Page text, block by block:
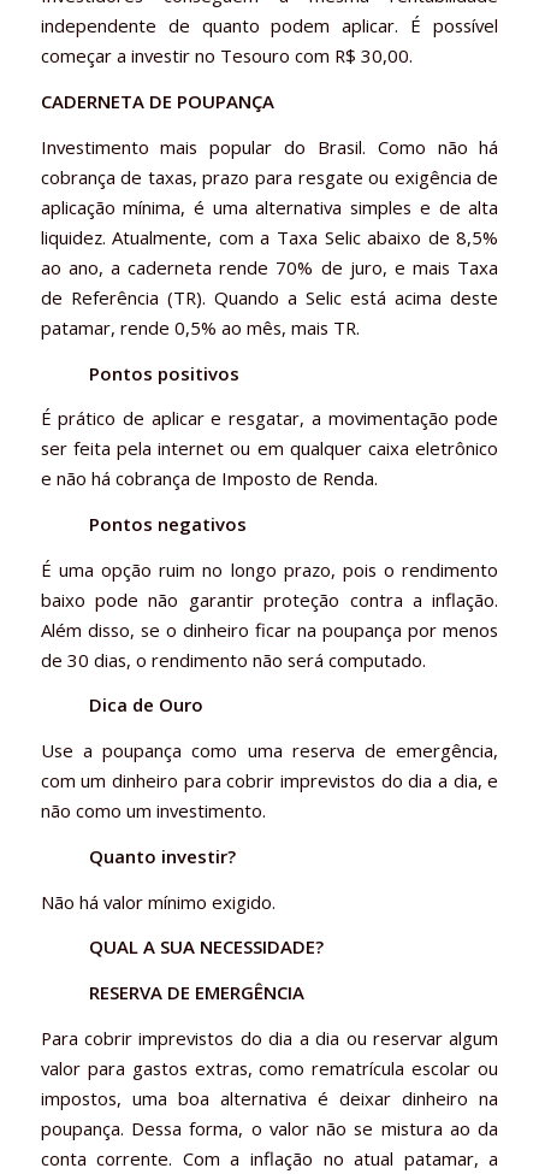
independente de quanto podem aplicar. É possível
começar a investir no Tesouro com R$ 30,00.
CADERNETA DE POUPANÇA
Investimento mais popular do Brasil. Como não há
cobrança de taxas, prazo para resgate ou exigência de
aplicação mínima, é uma alternativa simples e de alta
liquidez. Atualmente, com a Taxa Selic abaixo de 8,5%
ao ano, a caderneta rende 70% de juro, e mais Taxa
de Referência (TR). Quando a Selic está acima deste
patamar, rende 0,5% ao mês, mais TR.
Pontos positivos
É prático de aplicar e resgatar, a movimentação pode
ser feita pela internet ou em qualquer caixa eletrônico
e não há cobrança de Imposto de Renda.
Pontos negativos
É uma opção ruim no longo prazo, pois o rendimento
baixo pode não garantir proteção contra a inflação.
Além disso, se o dinheiro ficar na poupança por menos
de 30 dias, o rendimento não será computado.
Dica de Ouro
Use a poupança como uma reserva de emergência,
com um dinheiro para cobrir imprevistos do dia a dia, e
não como um investimento.
Quanto investir?
Não há valor mínimo exigido.
QUAL A SUA NECESSIDADE?
RESERVA DE EMERGÊNCIA
Para cobrir imprevistos do dia a dia ou reservar algum
valor para gastos extras, como rematrícula escolar ou
impostos, uma boa alternativa é deixar dinheiro na
poupança. Dessa forma, o valor não se mistura ao da
conta corrente. Com a inflação no atual patamar, a